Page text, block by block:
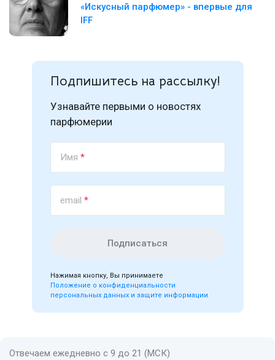
«Искусный парфюмер» - впервые для
IFF
Подпишитесь на рассылку!
Узнавайте первыми о новостях
парфюмерии
Имя *
email *
Подписаться
Нажимая кнопку, Вы принимаете
Положение о конфиденциальности
персональных данных и защите информации
Отвечаем ежедневно с 9 до 21 (МСК)